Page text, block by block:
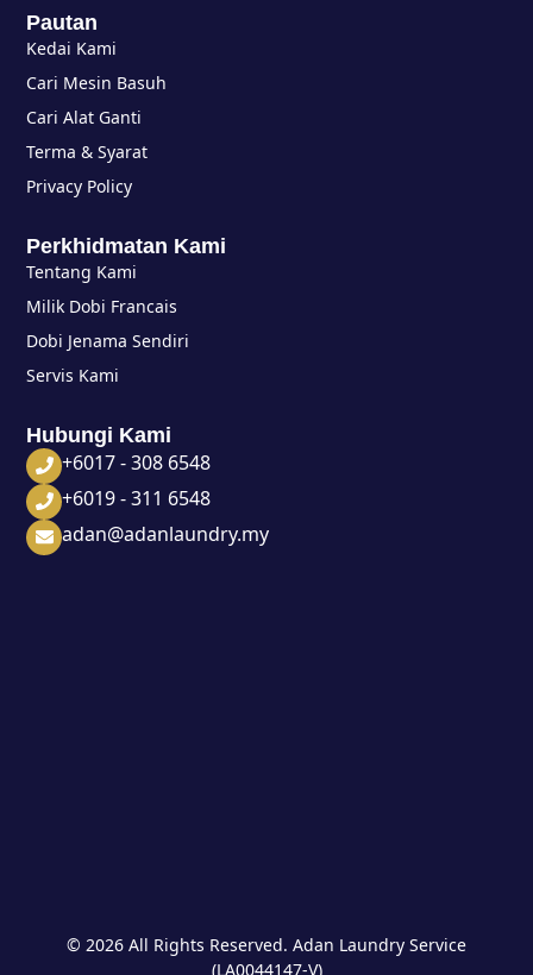
Perkhidmatan Kami
Tentang Kami
Milik Dobi Francais
Dobi Jenama Sendiri
Servis Kami
Pautan
Kedai Kami
Cari Mesin Basuh
Cari Alat Ganti
Terma & Syarat
Privacy Policy
Hubungi Kami
+6017 - 308 6548
+6019 - 311 6548
adan@adanlaundry.my
© 2026 All Rights Reserved. Adan Laundry Service
(LA0044147-V)